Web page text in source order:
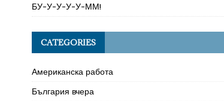
БУ-У-У-У-У-ММ!
CATEGORIES
Американска работа
България вчера